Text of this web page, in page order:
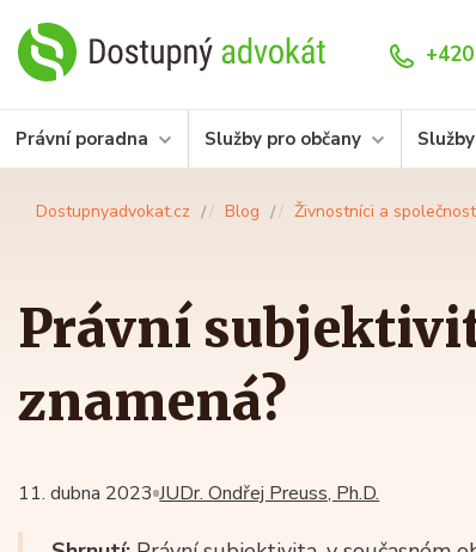
Právní poradna Služby pro občany
Dostupnyadvokat.cz Blog Živnostníci a
Právní
znamená?
JUDr. Ondřej Preuss, Ph.D.
11. dubna 2023